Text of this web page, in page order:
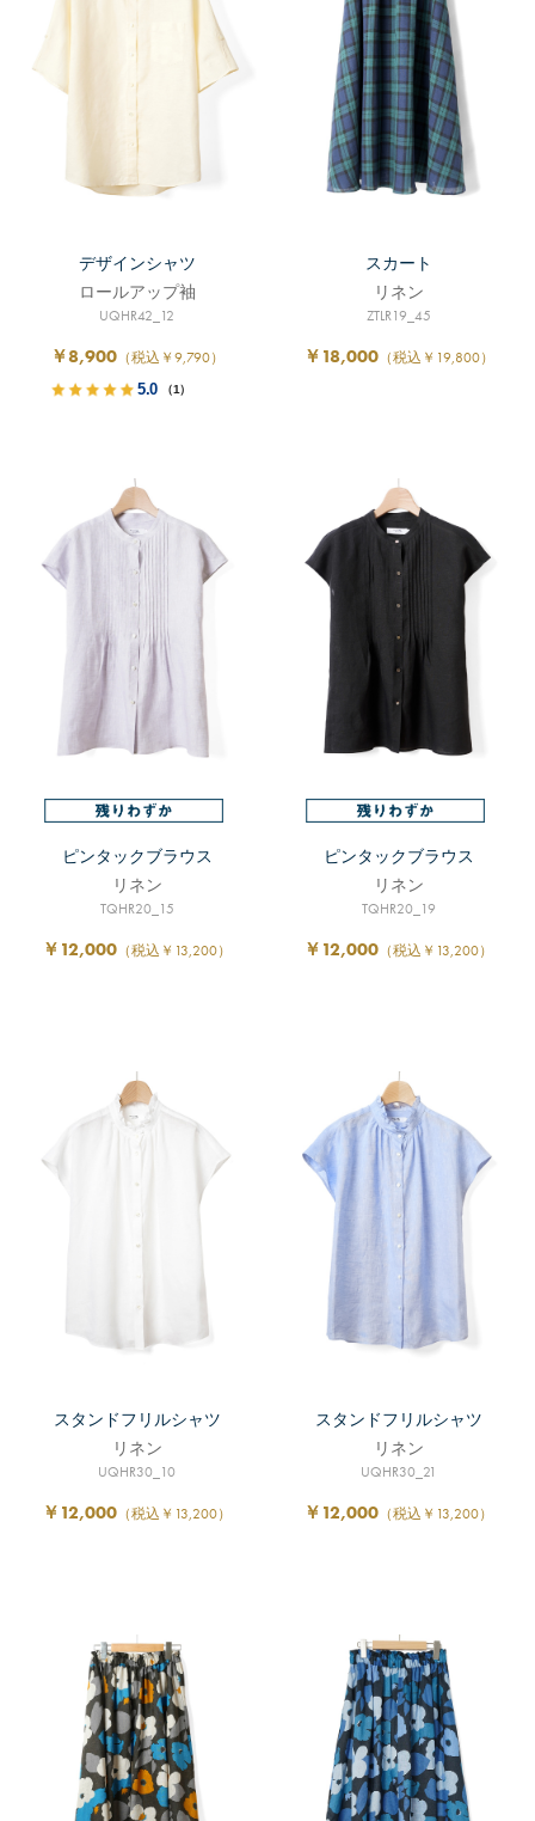
デザインシャツ
ロールアップ袖
UQHR42_12
￥8,900（税込￥9,790）
5.0 （1）
スカート
リネン
ZTLR19_45
￥18,000（税込￥19,800）
ピンタックブラウス
リネン
TQHR20_15
￥12,000 （税込￥13,200）
ピンタックブラウス
リネン
TQHR20_19
￥12,000 （税込￥13,200）
スタンドフリルシャツ
リネン
UQHR30_10
￥12,000 （税込￥13,200）
スタンドフリルシャツ
リネン
UQHR30_21
￥12,000 （税込￥13,200）